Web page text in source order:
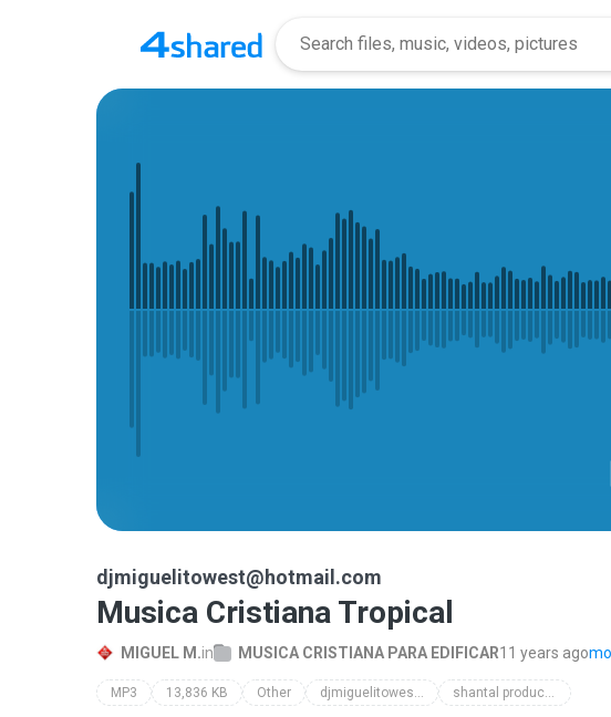
djmiguelitowest@hotmail.com
Musica Cristiana Tropical
MIGUEL M.in MUSICA CRISTIANA PARA EDIFICAR11 years ago
MP3 13,836 KB Other djmiguelitowest@hotmail.com shantal productions